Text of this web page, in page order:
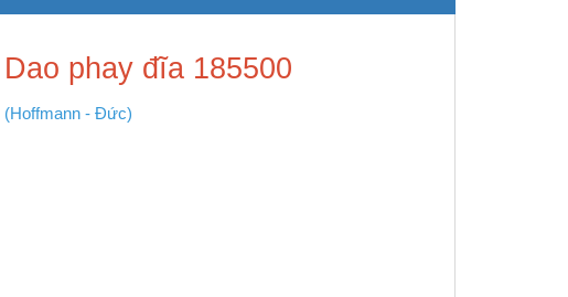
Dao phay đĩa 185500
(Hoffmann - Đức)